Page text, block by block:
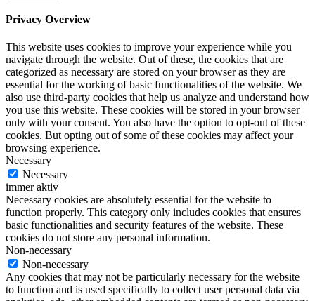
Privacy Overview
This website uses cookies to improve your experience while you
navigate through the website. Out of these, the cookies that are
categorized as necessary are stored on your browser as they are
essential for the working of basic functionalities of the website. We
also use third-party cookies that help us analyze and understand how
you use this website. These cookies will be stored in your browser
only with your consent. You also have the option to opt-out of these
cookies. But opting out of some of these cookies may affect your
browsing experience.
Necessary
Necessary
immer aktiv
Necessary cookies are absolutely essential for the website to
function properly. This category only includes cookies that ensures
basic functionalities and security features of the website. These
cookies do not store any personal information.
Non-necessary
Non-necessary
Any cookies that may not be particularly necessary for the website
to function and is used specifically to collect user personal data via